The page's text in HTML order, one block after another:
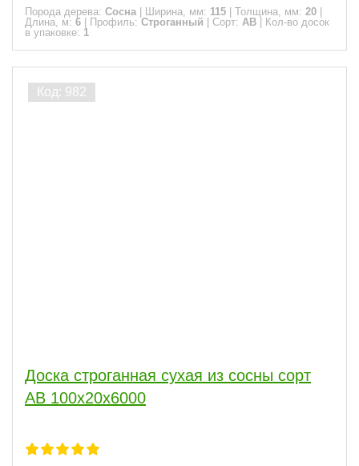
Порода дерева: Сосна Ширина, мм: 115 Толщина, мм: 20
Длина, м: 6 Профиль: Строганный Сорт: АВ
Кол-во досок
в упаковке: 1
Доска строганная сухая из сосны сорт
АВ 100x20x6000